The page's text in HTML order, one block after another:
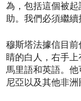
為，包括這個被
助。我們必須繼續
穆斯塔法據信目
睛的白人，右手
馬里語和英語。
尼亞以及其他非洲